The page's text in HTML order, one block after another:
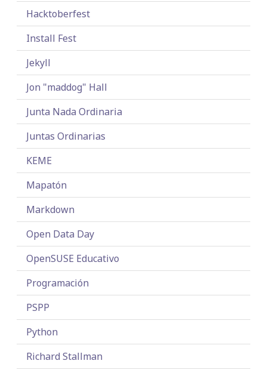
Hacktoberfest
Install Fest
Jekyll
Jon "maddog" Hall
Junta Nada Ordinaria
Juntas Ordinarias
KEME
Mapatón
Markdown
Open Data Day
OpenSUSE Educativo
Programación
PSPP
Python
Richard Stallman